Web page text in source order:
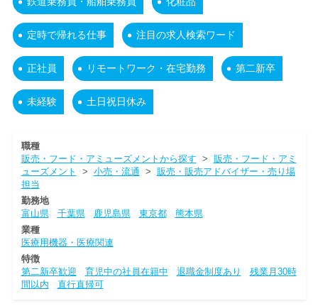
定時で帰れる仕事 注目の求人検索ワード
正社員 リモートワーク・在宅勤務 第二新卒
未経験 土日祝日休み
職種
販売・フード・アミューズメントから探す > 販売・フード・アミ
ューズメント
> 小売・流通 > 販売・販売アドバイザー・売り場
担当
勤務地
富山県
千葉県 鹿児島県 東京都
熊本県
業種
医療用機器・医療関連
特徴
第二新卒歓迎
育児中の社員在籍中 退職金制度あり
残業月30時
間以内
直行直帰可